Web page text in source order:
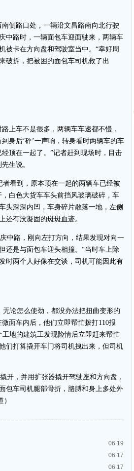
侧路口处，一辆沿文昌路南向北行驶
中路时，一辆面包车迎面驶来，两辆车
被卡在方向盘和驾驶室当中。“幸好周
破拆，把被困的面包车司机救了出
路上车不是很多，两辆车车速都不慢，
到身后‘砰’一声响，转身看时两辆车的车
经顶在一起了。”记者赶到现场时，目击
生说。
看到，原本顶在一起的两辆车已经被
，白色大货车车头前挡风玻璃破碎，车
头深深内凹，车身碎片散落一地，左侧
还有没凝固的斑斑血迹。
中路，刚向左打方向，结果发现对向一
还是与面包车迎头相撞。“当时车上除
时两个人好像在交谈，司机可能因此有
论怎么使劲，都没办法把扭曲变形的
面车内后，他们立即帮忙拨打110报
地的建筑工发现险情后立即赶来帮忙
们打算撬开车门将司机拽出来，但司机
，并用扩张器撬开驾驶座和方向盘，
包车司机腿部骨折，胳膊和身上多处外
06.19
06.17
06.17